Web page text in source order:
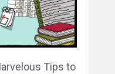
Tips to